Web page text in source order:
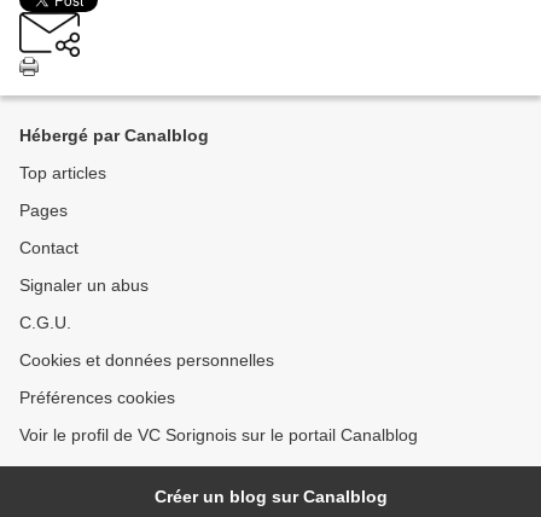
Hébergé par Canalblog
Top articles
Pages
Contact
Signaler un abus
C.G.U.
Cookies et données personnelles
Préférences cookies
Voir le profil de VC Sorignois sur le portail Canalblog
Créer un blog sur Canalblog